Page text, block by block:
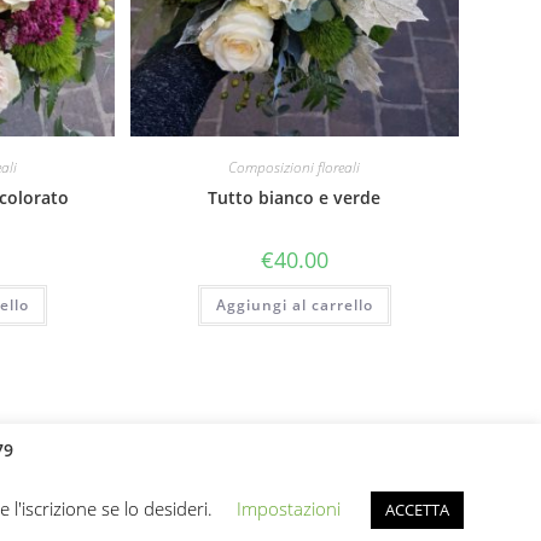
Composizioni floreali
Tutto bianco e verde
€40.00
Aggiungi al carrello
l'iscrizione se lo desideri. Impostazioni ACCETTA